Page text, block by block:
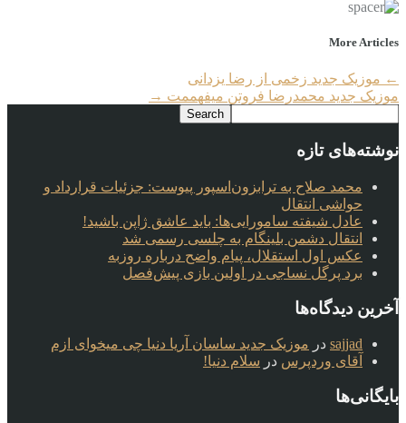
More Articles
← موزیک جدید زخمی از رضا یزدانی
موزیک جدید محمدرضا فروتن میفهممت →
نوشته‌های تازه
محمد صلاح به ترابزون‌اسپور پیوست: جزئیات قرارداد و
حواشی انتقال
عادل شیفته سامورایی‌ها: باید عاشق ژاپن باشید!
انتقال دشمن بلینگام به چلسی رسمی شد
عکس اول استقلال، پیام واضح درباره روزبه
برد پرگل نساجی در اولین بازی پیش‌فصل
آخرین دیدگاه‌ها
sajjad در موزیک جدید ساسان آریا دنیا چی میخوای ازم
آقای وردپرس در سلام دنیا!
بایگانی‌ها